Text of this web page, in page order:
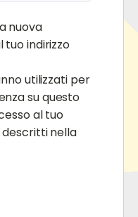
nuova
tuo indirizzo
utilizzati per
su questo
al tuo
nella